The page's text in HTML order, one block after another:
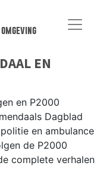
EN
en P2000
Dagblad
en ambulance
de P2000
complete verhalen